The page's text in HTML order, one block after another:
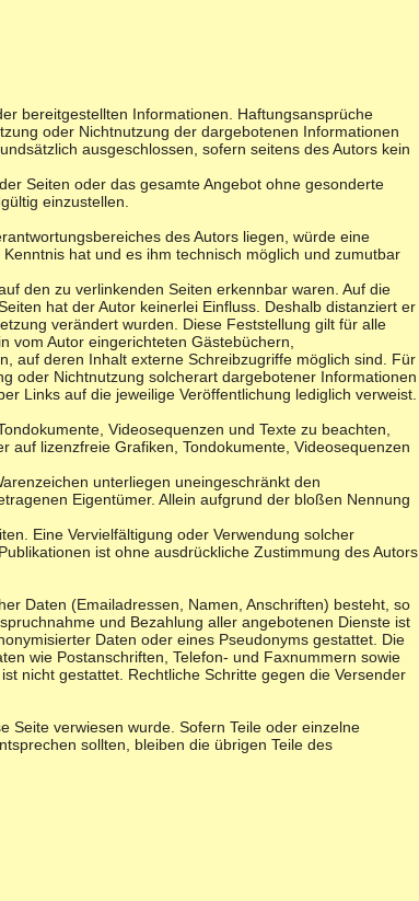
bereitgestellten Informationen. Haftungsansprüche
oder Nichtnutzung der dargebotenen Informationen
ausgeschlossen, sofern seitens des Autors kein
Seiten oder das gesamte Angebot ohne gesonderte
einzustellen.
des Autors liegen, würde eine
hat und es ihm technisch möglich und zumutbar
den zu verlinkenden Seiten erkennbar waren. Auf die
hat der Autor keinerlei Einfluss. Deshalb distanziert er
verändert wurden. Diese Feststellung gilt für alle
vom Autor eingerichteten Gästebüchern,
auf deren Inhalt externe Schreibzugriffe möglich sind. Für
oder Nichtnutzung solcherart dargebotener Informationen
Links auf die jeweilige Veröffentlichung lediglich verweist.
Videosequenzen und Texte zu beachten,
auf lizenzfreie Grafiken, Tondokumente, Videosequenzen
unterliegen uneingeschränkt den
Eigentümer. Allein aufgrund der bloßen Nennung
Eine Vervielfältigung oder Verwendung solcher
ist ohne ausdrückliche Zustimmung des Autors
Daten (Emailadressen, Namen, Anschriften) besteht, so
und Bezahlung aller angebotenen Dienste ist
Daten oder eines Pseudonyms gestattet. Die
wie Postanschriften, Telefon- und Faxnummern sowie
nicht gestattet. Rechtliche Schritte gegen die Versender
Seite verwiesen wurde. Sofern Teile oder einzelne
sollten, bleiben die übrigen Teile des